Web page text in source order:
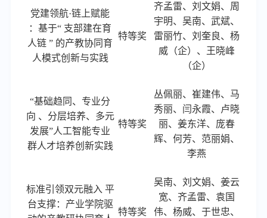
党建领航·链上赋能
：基于“ 支部建在育
人链 ” 的产教协同育
人模式创新与实践
特等奖
齐孟雷、刘文娟、周
宇明、吴南、武斌、
雷丽竹、刘奎良、杨
威（企）、王晓峰
（企）
“基础趋同、专业分
向 、分层培养、多元
发展”人工智能专业
群人才培养创新实践
特等奖
丛佩丽、崔建伟、马
秀丽、闫永霞、卢晓
丽、姜东洋、庞春
辉、何芳、范丽娟、
李燕
标准引领双元融入 平
台支撑：产业学院驱
特等奖
吴南、刘文娟、姜云
宽、齐孟雷、袁国
伟、杨威、于世忠、